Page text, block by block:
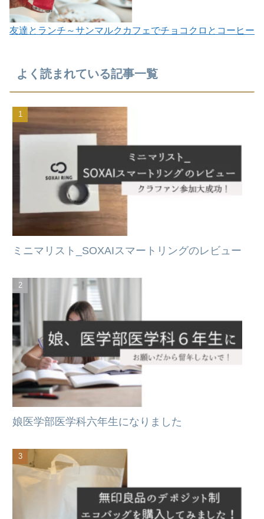
友達とランチ～サンマルクカフェでチョコクロとコーヒー
よく読まれている記事一覧
ミニマリスト_SOXAIスマートリングのレビュー
娘医学部医学科六年生になりました